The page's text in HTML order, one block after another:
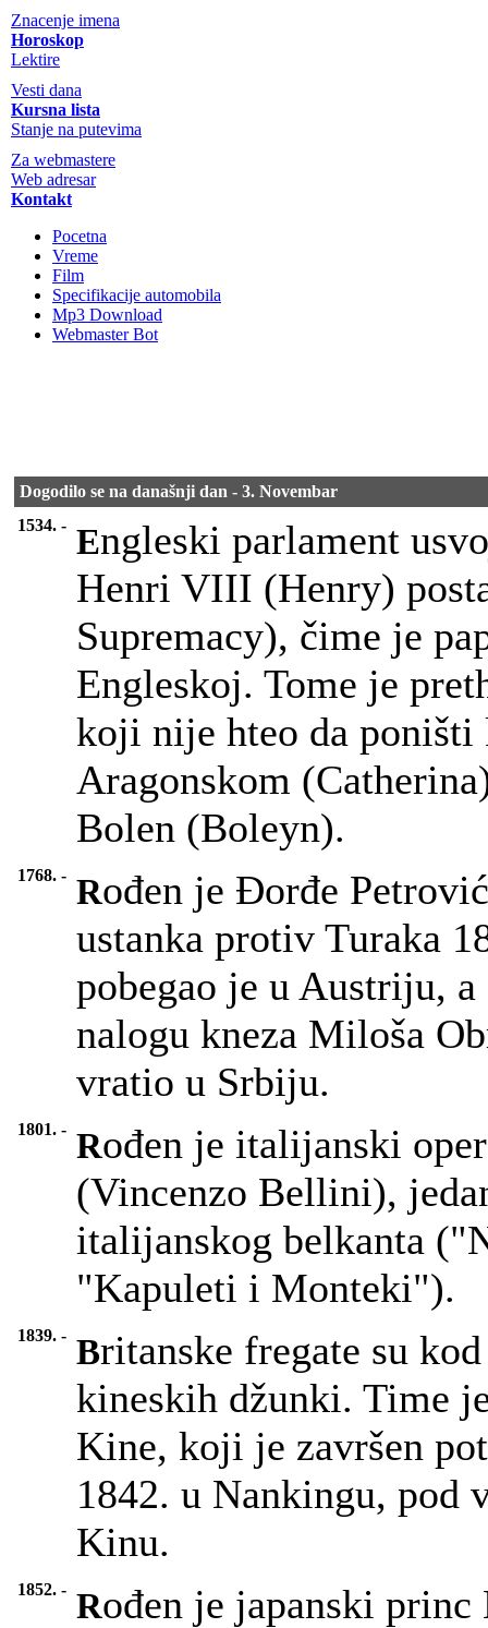
Znacenje imena
Horoskop
Lektire
Vesti dana
Kursna lista
Stanje na putevima
Za webmastere
Web adresar
Kontakt
Pocetna
Vreme
Film
Specifikacije automobila
Mp3 Download
Webmaster Bot
Dogodilo se na današnji dan - 3. Novembar
1534. - Engleski parlament
Henri VIII (Henry)
Supremacy), čime je
Engleskoj. Tome je
koji nije hteo da
Aragonskom
Bolen (Boleyn).
1768. - Rođen je Đorđe
ustanka protiv Turaka
pobegao je u Austriju,
nalogu kneza Miloša
vratio u Srbiju.
1801. - Rođen je italijanski
(Vincenzo Bellini),
italijanskog belkanta
"Kapuleti i Monteki").
1839. - Britanske fregate su
kineskih džunki. Time
Kine, koji je završen
1842. u Nankingu, pod
Kinu.
1852. - Rođen je japanski